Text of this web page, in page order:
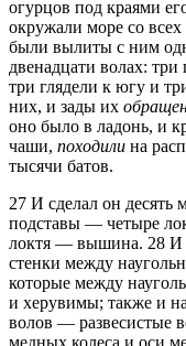
огурцов под краями
окружали море со всех
были вылиты с ним
двенадцати волах: три
три глядели к югу и
них, и зады их
оно было в ладонь, и
чаши, походили на
тысячи батов.
27 И сделал он десять
подставы — четыре
локтя — вышина. 28 И
стенки между
которые между
и херувимы; также и
волов — развесистые
медных колеса и оси